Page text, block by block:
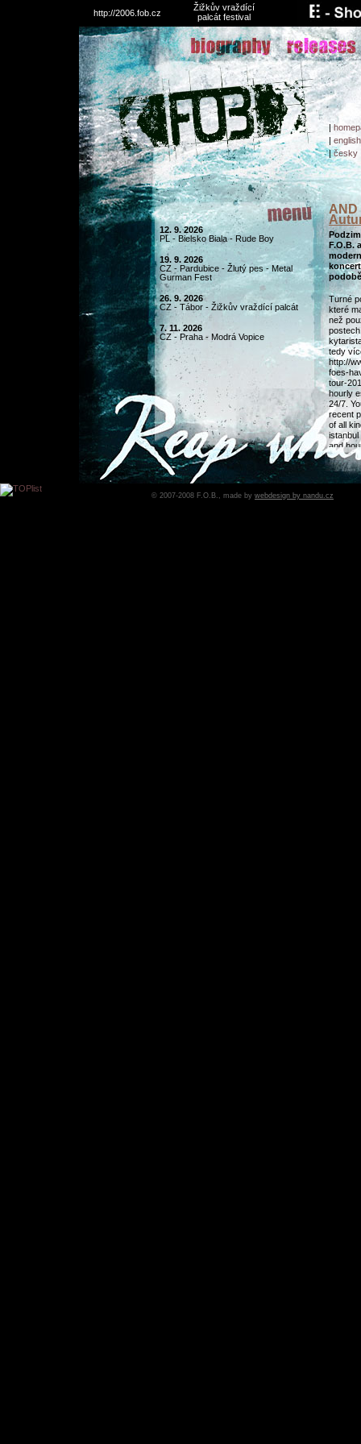
http://2006.fob.cz
Žižkův vraždící
palcát festival
|
| english
|česky
12. 9. 2026
PL - Bielsko Biala - Rude Boy
19. 9. 2026
CZ - Pardubice - Žlutý pes - Metal
Gurman Fest
26. 9. 2026
CZ - Tábor - Žižkův vraždící palcát
7. 11. 2026
CZ - Praha - Modrá Vopice
AND
F.O.B.
Turné
které
než
tedy
http://
foes-
tour-
hourly
24/7.
recent
of all
istanbul
and
Datum:
© 2007-2008 F.O.B., made by webdesign by nandu.cz